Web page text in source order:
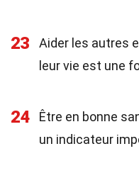
23
Aider les autres
leur vie est une
24
Être en bonne
un indicateur